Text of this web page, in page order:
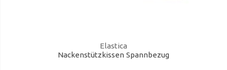
Elastica
Nackenstützkissen Spannbezug